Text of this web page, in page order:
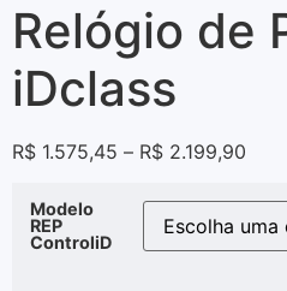
Relógio de
iDclass
R$ 1.575,45 – R$ 2.199,90
Modelo
REP
ControliD